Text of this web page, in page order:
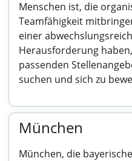
Menschen ist, die
Teamfähigkeit
einer
Herausforderung
passenden
suchen und sich zu
München
München, die